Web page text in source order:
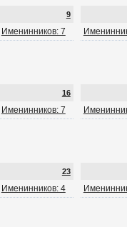
9
Именинников: 7
16
Именинников: 7
23
Именинников: 4